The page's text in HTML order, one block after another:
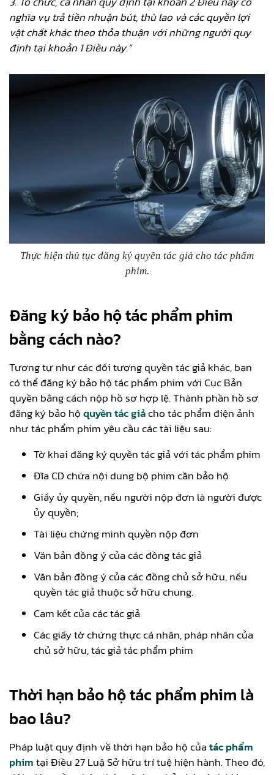
nghĩa vụ trả tiền nhuận bút, thù lao và các quyền lợi
vật chất khác theo thỏa thuận với những người quy
định tại khoản 1 Điều này.”
Thực hiện thủ tục đăng ký quyền tác giả cho tác phẩm
phim.
Đăng ký bảo hộ tác phẩm phim
bằng cách nào?
Tương tự như các đối tượng quyền tác giả khác, bạn
có thể đăng ký bảo hộ tác phẩm phim với Cục Bản
quyền bằng cách nộp hồ sơ hợp lệ. Thành phần hồ sơ
đăng ký bảo hộquyền tác giảcho tác phẩm điện ảnh
như tác phẩm phim yêu cầu các tài liệu sau:
Tờ khai đăng ký quyền tác giả với tác phẩm phim
Đĩa CD chứa nội dung bộ phim cần bảo hộ
Giấy ủy quyền, nếu người nộp đơn là người được
ủy quyền;
Tài liệu chứng minh quyền nộp đơn
Văn bản đồng ý của các đồng tác giả
Văn bản đồng ý của các đồng chủ sở hữu, nếu
quyền tác giả thuộc sở hữu chung.
Cam kết của các tác giả
Các giấy tờ chứng thực cá nhân, pháp nhân của
chủ sở hữu, tác giả tác phẩm phim
Thời hạn bảo hộ tác phẩm phim là
bao lâu?
Pháp luật quy định về thời hạn bảo hộ củatác phẩm
phimtại Điều 27 Luậ Sở hữu trí tuệ hiện hành. Theo đó,